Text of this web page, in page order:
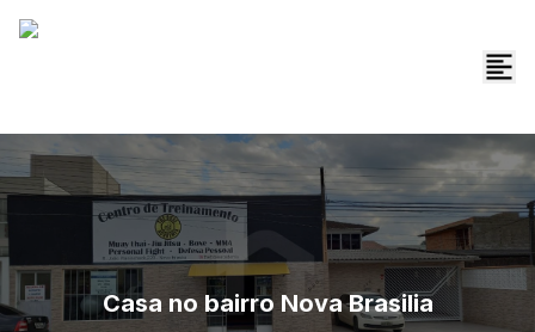
Casa no bairro Nova Brasilia